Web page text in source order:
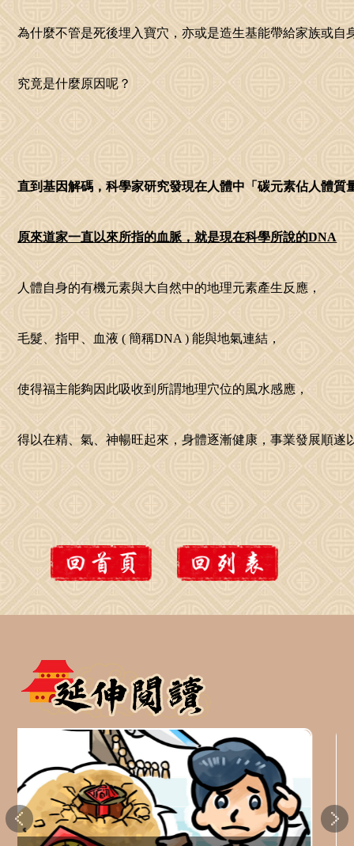
為什麼不管是死後埋入寶穴，亦或是造生基能帶給家族或自
究竟是什麼原因呢？
直到基因解碼，科學家研究發現在人體中「碳元素佔人體質
原來道家一直以來所指的血脈，就是現在科學所說的DNA
人體自身的有機元素與大自然中的地理元素產生反應，
毛髮、指甲、血液 ( 簡稱DNA ) 能與地氣連結，
使得福主能夠因此吸收到所謂地理穴位的風水感應，
得以在精、氣、神暢旺起來，身體逐漸健康，事業發展順遂